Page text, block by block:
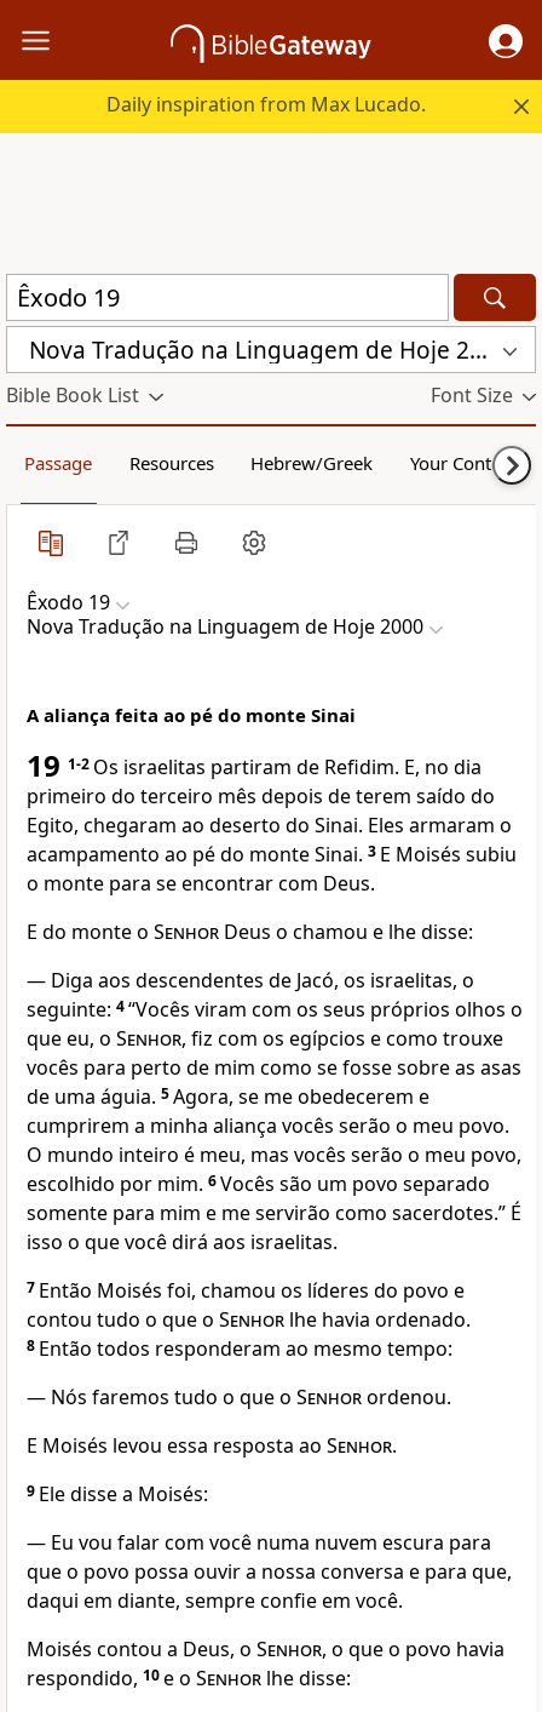
Daily inspiration from Max Lucado.
Nova Traduҫão na Linguagem de Hoje 2000 (NTLH)
Bible Book List Font Size
Passage Resources Hebrew/Greek Your Content
Êxodo 19
Nova Traduҫão na Linguagem de Hoje 2000
A aliança feita ao pé do monte Sinai
19 1-2 Os israelitas partiram de Refidim. E, no dia
primeiro do terceiro mês depois de terem saído do
Egito, chegaram ao deserto do Sinai. Eles armaram o
acampamento ao pé do monte Sinai. 3 E Moisés subiu
o monte para se encontrar com Deus.
E do monte o Senhor Deus o chamou e lhe disse:
— Diga aos descendentes de Jacó, os israelitas, o
seguinte: 4“Vocês viram com os seus próprios olhos o
que eu, o Senhor, fiz com os egípcios e como trouxe
vocês para perto de mim como se fosse sobre as asas
de uma águia. 5Agora, se me obedecerem e
cumprirem a minha aliança vocês serão o meu povo.
O mundo inteiro é meu, mas vocês serão o meu povo,
escolhido por mim. 6Vocês são um povo separado
somente para mim e me servirão como sacerdotes.” É
isso o que você dirá aos israelitas.
7 Então Moisés foi, chamou os líderes do povo e
contou tudo o que o Senhor lhe havia ordenado.
8 Então todos responderam ao mesmo tempo:
— Nós faremos tudo o que o Senhorordenou.
E Moisés levou essa resposta ao Senhor.
9 Ele disse a Moisés:
— Eu vou falar com você numa nuvem escura para
que o povo possa ouvir a nossa conversa e para que,
daqui em diante, sempre confie em você.
Moisés contou a Deus, o Senhor, o que o povo havia
respondido, 10e o Senhor lhe disse: